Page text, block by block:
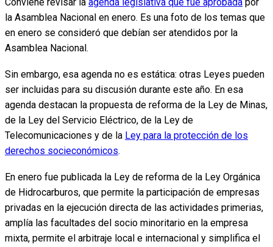
Conviene revisar la agenda legislativa que fue aprobada por
la Asamblea Nacional en enero. Es una foto de los temas que
en enero se consideró que debían ser atendidos por la
Asamblea Nacional.
Sin embargo, esa agenda no es estática: otras Leyes pueden
ser incluidas para su discusión durante este año. En esa
agenda destacan la propuesta de reforma de la Ley de Minas,
de la Ley del Servicio Eléctrico, de la Ley de
Telecomunicaciones y de la Ley para la protección de los
derechos socieconómicos.
En enero fue publicada la Ley de reforma de la Ley Orgánica
de Hidrocarburos, que permite la participación de empresas
privadas en la ejecución directa de las actividades primerias,
amplía las facultades del socio minoritario en la empresa
mixta, permite el arbitraje local e internacional y simplifica el